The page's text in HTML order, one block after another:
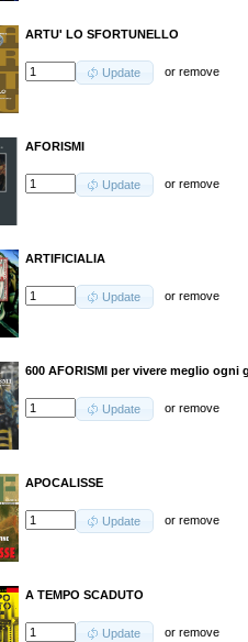
ARTU' LO SFORTUNELLO
Update orremove
AFORISMI
Update orremove
ARTIFICIALIA
Update orremove
600 AFORISMI per vivere meglio ogni
Update orremove
APOCALISSE
Update orremove
A TEMPO SCADUTO
Update orremove